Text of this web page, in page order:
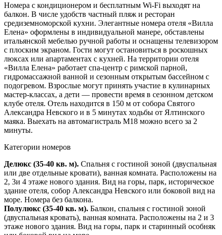
Номера с кондиционером и бесплатным Wi-Fi выходят на
балкон. В числе удобств частный пляж и ресторан
средиземноморской кухни. Элегантные номера отеля «Вилла
Елена» оформлены в индивидуальной манере, обставлены
итальянской мебелью ручной работы и оснащены телевизором
с плоским экраном. Гости могут остановиться в роскошных
люксах или апартаментах с кухней. На территории отеля
«Вилла Елена» работает спа-центр с римской парной,
гидромассажной ванной и сезонным открытым бассейном с
подогревом. Взрослые могут принять участие в кулинарных
мастер-классах, а дети — провести время в сезонном детском
клубе отеля. Отель находится в 150 м от собора Святого
Александра Невского и в 5 минутах ходьбы от Ялтинского
маяка. Выехать на автомагистраль М18 можно всего за 2
минуты.
Категории номеров
Делюкс (35-40 кв. м). Спальня с гостиной зоной (двуспальная
или две отдельные кровати), ванная комната. Расположены на
2, 3и 4 этаже нового здания. Вид на горы, парк, историческое
здание отеля, собор Александра Невского или боковой вид на
море. Номера без балкона.
Полулюкс (35-40 кв. м). Балкон, спальня с гостиной зоной
(двуспальная кровать), ванная комната. Расположены на 2 и 3
этаже нового здания. Вид на горы, парк и старинный особняк